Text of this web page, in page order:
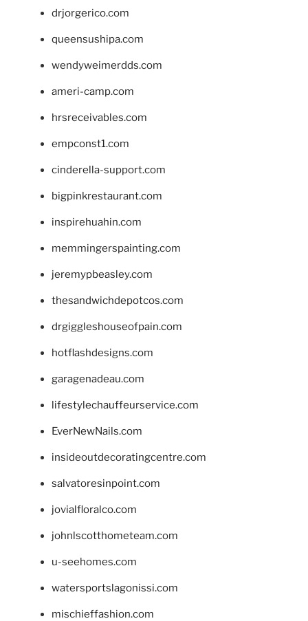
drjorgerico.com
queensushipa.com
wendyweimerdds.com
ameri-camp.com
hrsreceivables.com
empconst1.com
cinderella-support.com
bigpinkrestaurant.com
inspirehuahin.com
memmingerspainting.com
jeremypbeasley.com
thesandwichdepotcos.com
drgiggleshouseofpain.com
hotflashdesigns.com
garagenadeau.com
lifestylechauffeurservice.com
EverNewNails.com
insideoutdecoratingcentre.com
salvatoresinpoint.com
jovialfloralco.com
johnlscotthometeam.com
u-seehomes.com
watersportslagonissi.com
mischieffashion.com